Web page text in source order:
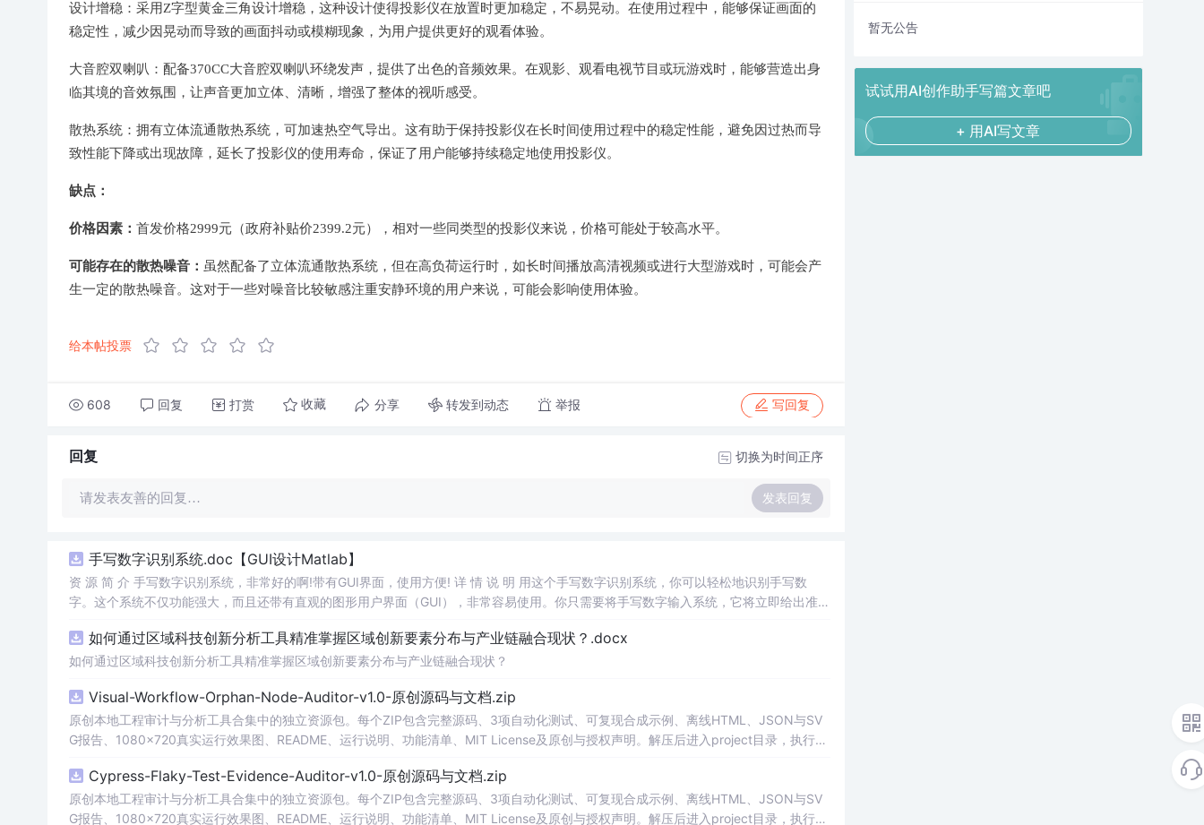
设计增稳：采用Z字型黄金三角设计增稳，这种设计使得投影仪在放置时更加稳定，不易晃动。在使用过程中，能够保证画面的
稳定性，减少因晃动而导致的画面抖动或模糊现象，为用户提供更好的观看体验。
大音腔双喇叭：配备370CC大音腔双喇叭环绕发声，提供了出色的音频效果。在观影、观看电视节目或玩游戏时，能够营造出身
临其境的音效氛围，让声音更加立体、清晰，增强了整体的视听感受。
散热系统：拥有立体流通散热系统，可加速热空气导出。这有助于保持投影仪在长时间使用过程中的稳定性能，避免因过热而导
致性能下降或出现故障，延长了投影仪的使用寿命，保证了用户能够持续稳定地使用投影仪。
缺点：
价格因素： 首发价格2999元（政府补贴价2399.2元），相对一些同类型的投影仪来说，价格可能处于较高水平。
可能存在的散热噪音： 虽然配备了立体流通散热系统，但在高负荷运行时，如长时间播放高清视频或进行大型游戏时，可能会产
生一定的散热噪音。这对于一些对噪音比较敏感注重安静环境的用户来说，可能会影响使用体验。
给本帖投票
608 回复 打赏 收藏 分享 转发到动态 举报 写回复
回复 切换为时间正序
请发表友善的回复… 发表回复
手写数字识别系统.doc【GUI设计Matlab】
资 源 简 介 手写数字识别系统，非常好的啊!带有GUI界面，使用方便! 详 情 说 明 用这个手写数字识别系统，你可以轻松地识别手写数
字。这个系统不仅功能强大，而且还带有直观的图形用户界面（GUI），非常容易使用。你只需要将手写数字输入系统，它将立即给出准确
便和实用的工具，你一定会喜欢它的！
如何通过区域科技创新分析工具精准掌握区域创新要素分布与产业链融合现状？.docx
如何通过区域科技创新分析工具精准掌握区域创新要素分布与产业链融合现状？
Visual-Workflow-Orphan-Node-Auditor-v1.0-原创源码与文档.zip
原创本地工程审计与分析工具合集中的独立资源包。每个ZIP包含完整源码、3项自动化测试、可复现合成示例、离线HTML、JSON与SV
G报告、1080×720真实运行效果图、README、运行说明、功能清单、MIT License及原创与授权声明。解压后进入project目录，执行np
源码、Logo、官方截图、论文、生产日志或其他受限素材。适合前端开发、AI应用工程、测试审计和课程实践。
Cypress-Flaky-Test-Evidence-Auditor-v1.0-原创源码与文档.zip
原创本地工程审计与分析工具合集中的独立资源包。每个ZIP包含完整源码、3项自动化测试、可复现合成示例、离线HTML、JSON与SV
G报告、1080×720真实运行效果图、README、运行说明、功能清单、MIT License及原创与授权声明。解压后进入project目录，执行np
暂无公告
试试用AI创作助手写篇文章吧
+ 用AI写文章